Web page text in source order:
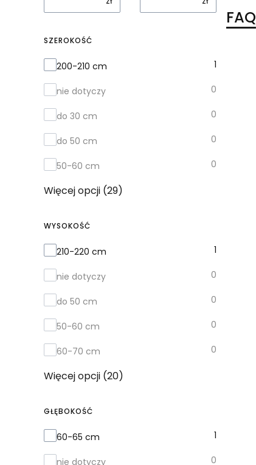
SZEROKOŚĆ
Szerokość
200-210 cm 1
nie dotyczy 0
do 30 cm 0
do 50 cm 0
50-60 cm 0
Więcej opcji (29)
WYSOKOŚĆ
Wysokość
210-220 cm 1
nie dotyczy 0
do 50 cm 0
50-60 cm 0
60-70 cm 0
Więcej opcji (20)
GŁĘBOKOŚĆ
Głębokość
60-65 cm 1
nie dotyczy 0
FAQ